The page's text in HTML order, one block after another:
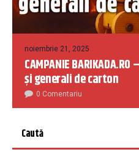
noiembrie 21, 2025
CAMPANIE
și generali de carton
0 Comentariu